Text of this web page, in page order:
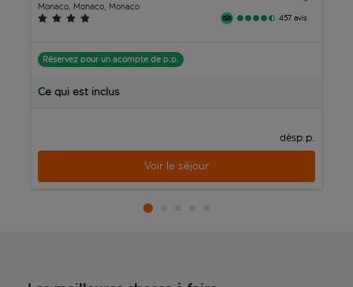
Monaco, Monaco, Monaco
457 avis
Réservez pour un acompte de p.p.
Ce qui est inclus
dèsp.p.
Voir le séjour